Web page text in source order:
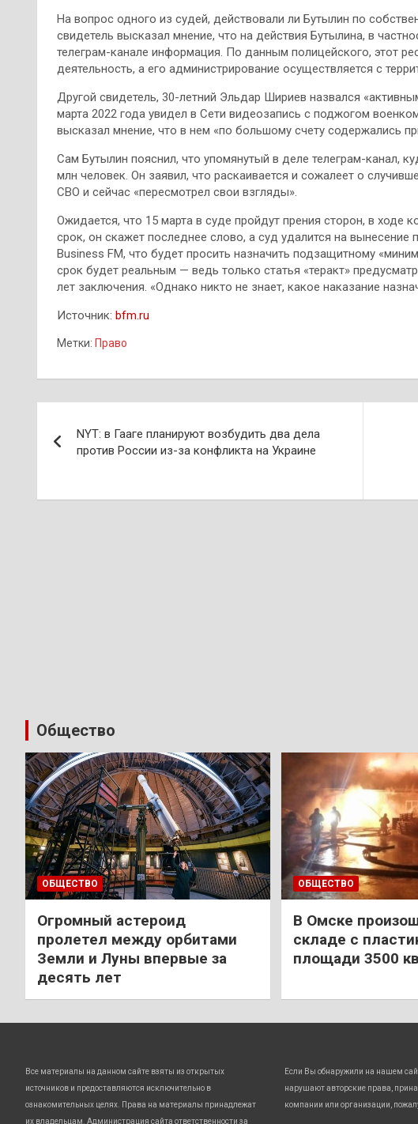
На вопрос одного из судей, действовали ли Бутылин по
свидетель высказал мнение, что на действия Бутылина, в
телеграм-канале информация. По данным полицейского, этот
деятельность, а его администрирование осуществляется с
Другой свидетель, 30-летний Эльдар Шириев назвался
марта 2022 года увидел в Сети видеозапись с поджогом
высказал мнение, что в нем «по большому счету содержались
Сам Бутылин пояснил, что упомянутый в деле телеграм-канал,
млн человек. Он заявил, что раскаивается и сожалеет о
СВО и сейчас «пересмотрел свои взгляды».
Ожидается, что 15 марта в суде пройдут прения сторон, в ходе
срок, он скажет последнее слово, а суд удалится на вынесение
Business FM, что будет просить назначить подзащитному
срок будет реальным — ведь только статья «теракт»
лет заключения. «Однако никто не знает, какое наказание
Источник: bfm.ru
Метки: Право
по
NYT: в Гааге планируют возбудить два дела
против России из-за конфликта на Украине
Общество
ОБЩЕСТВО
Огромный астероид
пролетел между орбитами
Земли и Луны впервые за
десять лет
ОБЩЕСТВО
В Омске
складе с
площади 3500
Все материалы на данном сайте взяты из открытых
источников и предоставляются исключительно в
ознакомительных целях. Права на материалы принадлежат
их владельцам. Администрация сайта ответственности за
Если Вы обнаружили на нашем
нарушают авторские права,
компании или организации,